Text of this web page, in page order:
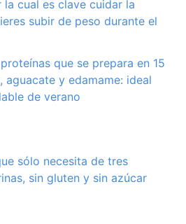
cual es clave cuidar la
subir de peso durante el
que se prepara en 15
aguacate y edamame: ideal
de verano
sólo necesita de tres
sin gluten y sin azúcar